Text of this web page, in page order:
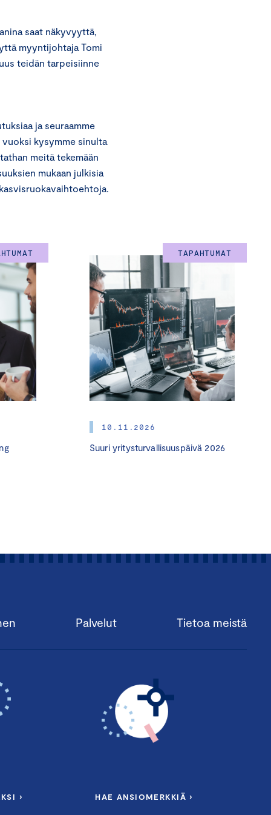
saat näkyvyyttä,
myyntijohtaja Tomi
teidän tarpeisiinne
ja seuraamme
vuoksi kysymme sinulta
meitä tekemään
mukaan julkisia
TAPAHTUMAT
10.11.2026
Suuri yritysturvallisuuspäivä 2026
Palvelut Tietoa meistä
› HAE ANSIOMERKKIÄ ›